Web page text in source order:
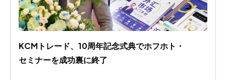
KCMトレード、10周年記念式典でホフホト・
セミナーを成功裏に終了